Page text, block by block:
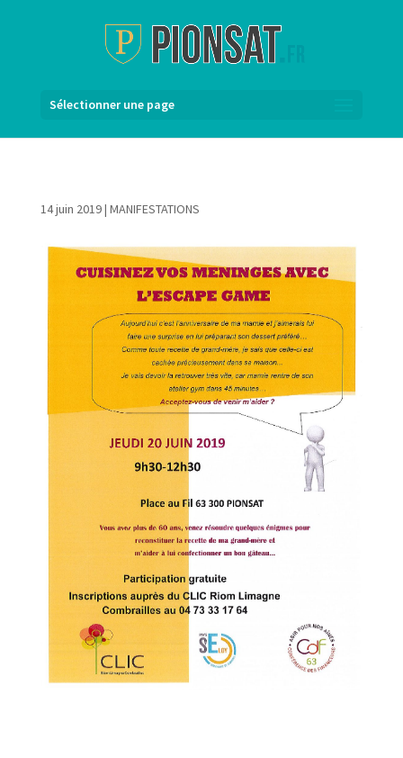
Sélectionner une page
14 juin 2019| MANIFESTATIONS